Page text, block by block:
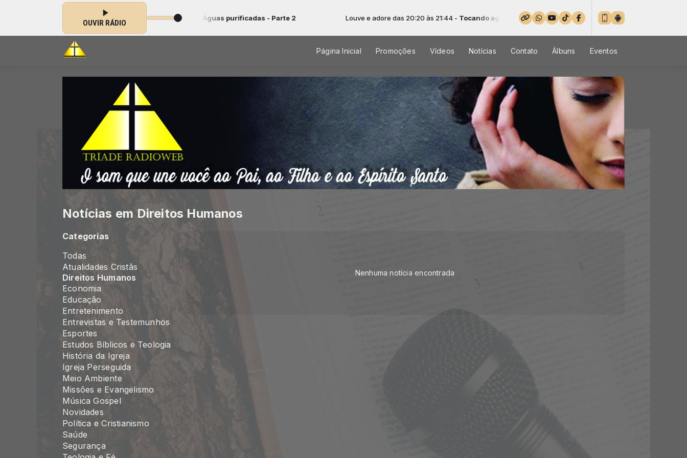
OUVIR RÁDIO
Louve e adore das 20:20 às 21:44 - Tocando agora: Águas purificadas - Parte 2 Louve e adore das 20:20 às 21:44 - Tocando agora: Águas purificadas - Parte 2
Página Inicial Promoções Vídeos Notícias Contato Álbuns Eventos
Notícias em Direitos Humanos
Categorias
Todas
Atualidades Cristãs
Direitos Humanos
Economia
Educação
Entretenimento
Entrevistas e Testemunhos
Esportes
Estudos Bíblicos e Teologia
História da Igreja
Igreja Perseguida
Meio Ambiente
Missões e Evangelismo
Música Gospel
Novidades
Política e Cristianismo
Saúde
Segurança
Nenhuma notícia encontrada